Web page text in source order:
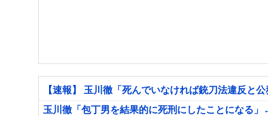
【速報】 玉川徹「死んでいなければ銃刀法違反と
玉川徹「包丁男を結果的に死刑にしたことになる